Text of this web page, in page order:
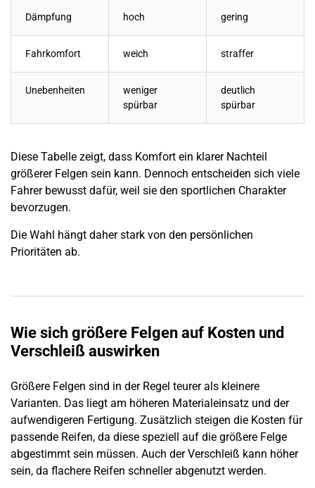
Dämpfung hoch gering
Fahrkomfort weich straffer
Unebenheiten
weniger
spürbar
deutlich
spürbar
Diese Tabelle zeigt, dass Komfort ein klarer Nachteil
größerer Felgen sein kann. Dennoch entscheiden sich viele
Fahrer bewusst dafür, weil sie den sportlichen Charakter
bevorzugen.
Die Wahl hängt daher stark von den persönlichen
Prioritäten ab.
Wie sich größere Felgen auf Kosten und
Verschleiß auswirken
Größere Felgen sind in der Regel teurer als kleinere
Varianten. Das liegt am höheren Materialeinsatz und der
aufwendigeren Fertigung. Zusätzlich steigen die Kosten für
passende Reifen, da diese speziell auf die größere Felge
abgestimmt sein müssen. Auch der Verschleiß kann höher
sein, da flachere Reifen schneller abgenutzt werden.